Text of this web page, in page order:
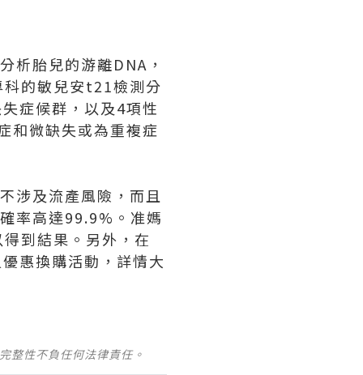
析胎兒的游離DNA，
科的敏兒安t21檢測分
症候群，以及4項性
和微缺失或為重複症
涉及流產風險，而且
率高達99.9%。准媽
到結果。另外，在
惠換購活動，詳情大
整性不負任何法律責任。